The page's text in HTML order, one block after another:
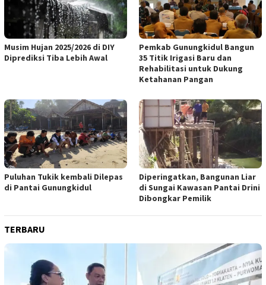
Musim Hujan 2025/2026 di DIY
Diprediksi Tiba Lebih Awal
Pemkab Gunungkidul Bangun
35 Titik Irigasi Baru dan
Rehabilitasi untuk Dukung
Ketahanan Pangan
Puluhan Tukik kembali Dilepas
di Pantai Gunungkidul
Diperingatkan, Bangunan Liar
di Sungai Kawasan Pantai Drini
Dibongkar Pemilik
TERBARU